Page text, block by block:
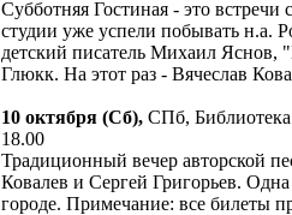
Субботняя Гостиная - это
студии уже успели побывать н.а.
детский писатель Михаил
Глюкк. На этот раз - Вячеслав
10 октября (Сб), СПб,
18.00
Традиционный вечер авторской
Ковалев и Сергей Григорьев.
городе. Примечание: все билеты